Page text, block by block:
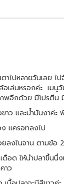
ตาไปหลายวันเลย ไ
อเล่นหรอกค่ะ เมนู
าพอีกด้วย มีโปรตีน
ขาว และน้ำมันงาค่
เเครอทลงไป
ยลงในจาน ตามข้อ
อด ให้นำปลาขึ้นนึ่ง
าว